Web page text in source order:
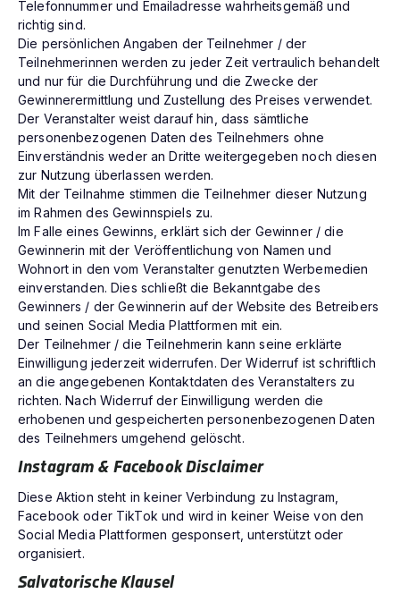
Telefonnummer und Emailadresse wahrheitsgemäß und
richtig sind.
Die persönlichen Angaben der Teilnehmer / der
Teilnehmerinnen werden zu jeder Zeit vertraulich behandelt
und nur für die Durchführung und die Zwecke der
Gewinnerermittlung und Zustellung des Preises verwendet.
Der Veranstalter weist darauf hin, dass sämtliche
personenbezogenen Daten des Teilnehmers ohne
Einverständnis weder an Dritte weitergegeben noch diesen
zur Nutzung überlassen werden.
Mit der Teilnahme stimmen die Teilnehmer dieser Nutzung
im Rahmen des Gewinnspiels zu.
Im Falle eines Gewinns, erklärt sich der Gewinner / die
Gewinnerin mit der Veröffentlichung von Namen und
Wohnort in den vom Veranstalter genutzten Werbemedien
einverstanden. Dies schließt die Bekanntgabe des
Gewinners / der Gewinnerin auf der Website des Betreibers
und seinen Social Media Plattformen mit ein.
Der Teilnehmer / die Teilnehmerin kann seine erklärte
Einwilligung jederzeit widerrufen. Der Widerruf ist schriftlich
an die angegebenen Kontaktdaten des Veranstalters zu
richten. Nach Widerruf der Einwilligung werden die
erhobenen und gespeicherten personenbezogenen Daten
des Teilnehmers umgehend gelöscht.
Instagram & Facebook Disclaimer
Diese Aktion steht in keiner Verbindung zu Instagram,
Facebook oder TikTok und wird in keiner Weise von den
Social Media Plattformen gesponsert, unterstützt oder
organisiert.
Salvatorische Klausel